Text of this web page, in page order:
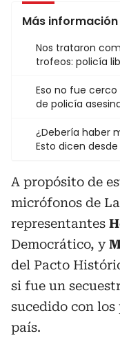
Más información
Nos trataron
trofeos: policía
Eso no fue
de policía
¿Debería haber
Esto dicen
A propósito de
micrófonos de
representantes
Democrático, y
del Pacto
si fue un
sucedido con los
país.